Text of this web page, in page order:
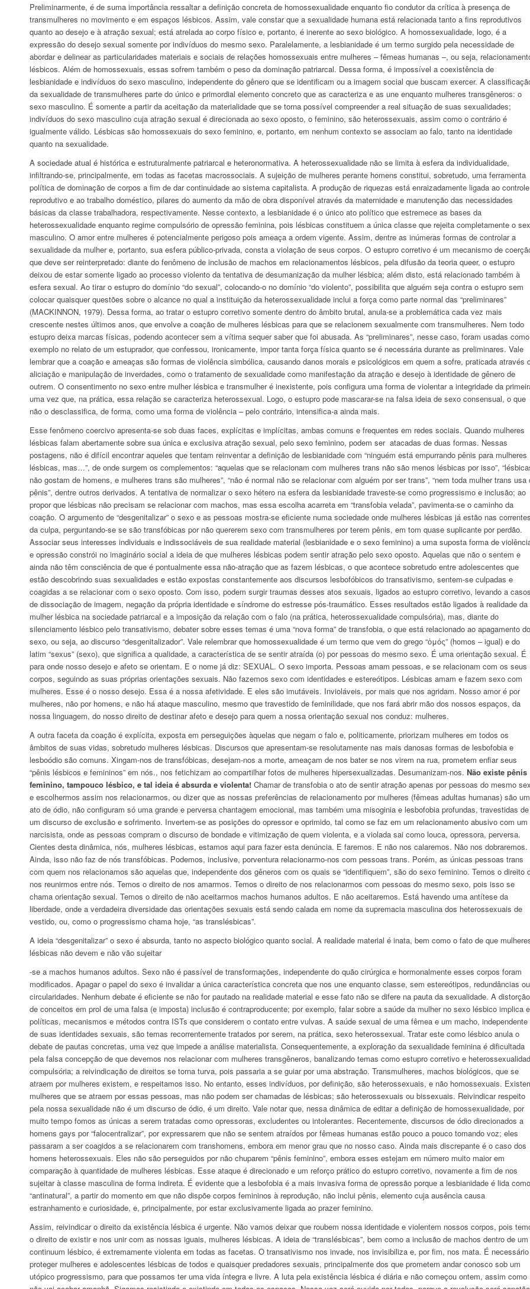
Preliminarmente, é de suma importância ressaltar a definição concreta de homossexualidade enquanto fio condutor da crítica à presença de
transmulheres no movimento e em espaços lésbicos. Assim, vale constar que a sexualidade humana está relacionada tanto a fins reprodutivos
quanto ao desejo e à atração sexual; está atrelada ao corpo físico e, portanto, é inerente ao sexo biológico. A homossexualidade, logo, é a
expressão do desejo sexual somente por indivíduos do mesmo sexo. Paralelamente, a lesbianidade é um termo surgido pela necessidade de
abordar e delinear as particularidades materiais e sociais de relações homossexuais entre mulheres – fêmeas humanas –, ou seja,
lésbicos. Além de homossexuais, essas sofrem também o peso da dominação patriarcal. Dessa forma, é impossível a coexistência de
lesbianidade e indivíduos do sexo masculino, independente do gênero que se identificam ou a imagem social que buscam exercer. A
da sexualidade de transmulheres parte do único e primordial elemento concreto que as caracteriza e as une enquanto mulheres transgêneros: o
sexo masculino. É somente a partir da aceitação da materialidade que se torna possível compreender a real situação de suas sexualidades;
indivíduos do sexo masculino cuja atração sexual é direcionada ao sexo oposto, o feminino, são heterossexuais, assim como o contrário é
igualmente válido. Lésbicas são homossexuais do sexo feminino, e, portanto, em nenhum contexto se associam ao falo, tanto na identidade
quanto na sexualidade.
A sociedade atual é histórica e estruturalmente patriarcal e heteronormativa. A heterossexualidade não se limita à esfera da individualidade,
infiltrando-se, principalmente, em todas as facetas macrossociais. A sujeição de mulheres perante homens constitui, sobretudo, uma ferramenta
política de dominação de corpos a fim de dar continuidade ao sistema capitalista. A produção de riquezas está enraizadamente ligada ao controle
reprodutivo e ao trabalho doméstico, pilares do aumento da mão de obra disponível através da maternidade e manutenção das necessidades
básicas da classe trabalhadora, respectivamente. Nesse contexto, a lesbianidade é o único ato político que estremece as bases da
heterossexualidade enquanto regime compulsório de opressão feminina, pois lésbicas constituem a única classe que rejeita completamente o
masculino. O amor entre mulheres é potencialmente perigoso pois ameaça a ordem vigente. Assim, dentre as inúmeras formas de controlar a
sexualidade da mulher e, portanto, sua esfera público-privada, consta a violação de seus corpos. O estupro corretivo é um mecanismo de
que deve ser reinterpretado: diante do fenômeno de inclusão de machos em relacionamentos lésbicos, pela difusão da teoria queer, o estupro
deixou de estar somente ligado ao processo violento da tentativa de desumanização da mulher lésbica; além disto, está relacionado também à
esfera sexual. Ao tirar o estupro do domínio “do sexual”, colocando-o no domínio “do violento”, possibilita que alguém seja contra o estupro sem
colocar quaisquer questões sobre o alcance no qual a instituição da heterossexualidade inclui a força como parte normal das “preliminares”
(MACKINNON, 1979). Dessa forma, ao tratar o estupro corretivo somente dentro do âmbito brutal, anula-se a problemática cada vez mais
crescente nestes últimos anos, que envolve a coação de mulheres lésbicas para que se relacionem sexualmente com transmulheres. Nem todo
estupro deixa marcas físicas, podendo acontecer sem a vítima sequer saber que foi abusada. As “preliminares”, nesse caso, foram usadas como
exemplo no relato de um estuprador, que confessou, ironicamente, impor tanta força física quanto se é necessária durante as preliminares. Vale
lembrar que a coação e ameaças são formas de violência simbólica, causando danos morais e psicológicos em quem a sofre, praticada através
aliciação e manipulação de inverdades, como o tratamento de sexualidade como manifestação da atração e desejo à identidade de gênero de
outrem. O consentimento no sexo entre mulher lésbica e transmulher é inexistente, pois configura uma forma de violentar a integridade da
uma vez que, na prática, essa relação se caracteriza heterossexual. Logo, o estupro pode mascarar-se na falsa ideia de sexo consensual, o que
não o desclassifica, de forma, como uma forma de violência – pelo contrário, intensifica-a ainda mais.
Esse fenômeno coercivo apresenta-se sob duas faces, explícitas e implícitas, ambas comuns e frequentes em redes sociais. Quando mulheres
lésbicas falam abertamente sobre sua única e exclusiva atração sexual, pelo sexo feminino, podem ser atacadas de duas formas. Nessas
postagens, não é difícil encontrar aqueles que tentam reinventar a definição de lesbianidade com “ninguém está empurrando pênis para mulheres
lésbicas, mas…”, de onde surgem os complementos: “aquelas que se relacionam com mulheres trans não são menos lésbicas por isso”,
não gostam de homens, e mulheres trans são mulheres”, “não é normal não se relacionar com alguém por ser trans”, “nem toda mulher trans usa
pênis”, dentre outros derivados. A tentativa de normalizar o sexo hétero na esfera da lesbianidade traveste-se como progressismo e inclusão; ao
propor que lésbicas não precisam se relacionar com machos, mas essa escolha acarreta em “transfobia velada”, pavimenta-se o caminho da
coação. O argumento de “desgenitalizar” o sexo e as pessoas mostra-se eficiente numa sociedade onde mulheres lésbicas já estão nas correntes
da culpa, perguntando-se se são transfóbicas por não quererem sexo com transmulheres por terem pênis, em tom quase suplicante por perdão.
Associar seus interesses individuais e indissociáveis de sua realidade material (lesbianidade e o sexo feminino) a uma suposta forma de
e opressão constrói no imaginário social a ideia de que mulheres lésbicas podem sentir atração pelo sexo oposto. Aquelas que não o sentem e
ainda não têm consciência de que é pontualmente essa não-atração que as fazem lésbicas, o que acontece sobretudo entre adolescentes que
estão descobrindo suas sexualidades e estão expostas constantemente aos discursos lesbofóbicos do transativismo, sentem-se culpadas e
coagidas a se relacionar com o sexo oposto. Com isso, podem surgir traumas desses atos sexuais, ligados ao estupro corretivo, levando a casos
de dissociação de imagem, negação da própria identidade e síndrome do estresse pós-traumático. Esses resultados estão ligados à realidade da
mulher lésbica na sociedade patriarcal e a imposição da relação com o falo (na prática, heterossexualidade compulsória), mas, diante do
silenciamento lésbico pelo transativismo, debater sobre esses temas é uma “nova forma” de transfobia, o que está relacionado ao apagamento do
sexo, ou seja, ao discurso “desgenitalizador”. Vale relembrar que homossexualidade é um termo que vem do grego “ὁμός” (homos – igual) e do
latim “sexus” (sexo), que significa a qualidade, a característica de se sentir atraída (o) por pessoas do mesmo sexo. É uma orientação sexual. É
para onde nosso desejo e afeto se orientam. E o nome já diz: SEXUAL. O sexo importa. Pessoas amam pessoas, e se relacionam com os seus
corpos, seguindo as suas próprias orientações sexuais. Não fazemos sexo com identidades e estereótipos. Lésbicas amam e fazem sexo com
mulheres. Esse é o nosso desejo. Essa é a nossa afetividade. E eles são imutáveis. Invioláveis, por mais que nos agridam. Nosso amor é por
mulheres, não por homens, e não há ataque masculino, mesmo que travestido de feminilidade, que nos fará abrir mão dos nossos espaços, da
nossa linguagem, do nosso direito de destinar afeto e desejo para quem a nossa orientação sexual nos conduz: mulheres.
A outra faceta da coação é explícita, exposta em perseguições àquelas que negam o falo e, politicamente, priorizam mulheres em todos os
âmbitos de suas vidas, sobretudo mulheres lésbicas. Discursos que apresentam-se resolutamente nas mais danosas formas de lesbofobia e
lesboódio são comuns. Xingam-nos de transfóbicas, desejam-nos a morte, ameaçam de nos bater se nos virem na rua, prometem enfiar seus
“pênis lésbicos e femininos” em nós., nos fetichizam ao compartilhar fotos de mulheres hipersexualizadas. Desumanizam-nos. Não existe pênis
feminino, tampouco lésbico, e tal ideia é absurda e violenta! Chamar de transfobia o ato de sentir atração apenas por pessoas do mesmo
e escolhermos assim nos relacionarmos, ou dizer que as nossas preferências de relacionamento por mulheres (fêmeas adultas humanas) são um
ato de ódio, não configuram só uma grande e perversa chantagem emocional, mas também uma misoginia e lesbofobia profundas, travestidas de
um discurso de exclusão e sofrimento. Invertem-se as posições do opressor e oprimido, tal como se faz em um relacionamento abusivo com um
narcisista, onde as pessoas compram o discurso de bondade e vitimização de quem violenta, e a violada sai como louca, opressora, perversa.
Cientes desta dinâmica, nós, mulheres lésbicas, estamos aqui para fazer esta denúncia. E faremos. E não nos calaremos. Não nos dobraremos.
Ainda, isso não faz de nós transfóbicas. Podemos, inclusive, porventura relacionarmo-nos com pessoas trans. Porém, as únicas pessoas trans
com quem nos relacionamos são aquelas que, independente dos gêneros com os quais se “identifiquem”, são do sexo feminino. Temos o direito
nos reunirmos entre nós. Temos o direito de nos amarmos. Temos o direito de nos relacionarmos com pessoas do mesmo sexo, pois isso se
chama orientação sexual. Temos o direito de não aceitarmos machos humanos adultos. E não aceitaremos. Está havendo uma antítese da
liberdade, onde a verdadeira diversidade das orientações sexuais está sendo calada em nome da supremacia masculina dos heterossexuais de
vestido, ou, como o progressismo chama hoje, “as translésbicas”.
A ideia “desgenitalizar” o sexo é absurda, tanto no aspecto biológico quanto social. A realidade material é inata, bem como o fato de que
lésbicas não devem e não vão sujeitar
-se a machos humanos adultos. Sexo não é passível de transformações, independente do quão cirúrgica e hormonalmente esses corpos foram
modificados. Apagar o papel do sexo é invalidar a única característica concreta que nos une enquanto classe, sem estereótipos, redundâncias ou
circularidades. Nenhum debate é eficiente se não for pautado na realidade material e esse fato não se difere na pauta da sexualidade. A distorção
de conceitos em prol de uma falsa (e imposta) inclusão é contraproducente; por exemplo, falar sobre a saúde da mulher no sexo lésbico implica
políticas, mecanismos e métodos contra ISTs que considerem o contato entre vulvas. A saúde sexual de uma fêmea e um macho, independente
de suas identidades sexuais, são temas recorrentemente tratados por serem, na prática, sexo heterossexual. Tratar este como lésbico anula o
debate de pautas concretas, uma vez que impede a análise materialista. Consequentemente, a exploração da sexualidade feminina é dificultada
pela falsa concepção de que devemos nos relacionar com mulheres transgêneros, banalizando temas como estupro corretivo e
compulsória; a reivindicação de direitos se torna turva, pois passaria a se guiar por uma abstração. Transmulheres, machos biológicos, que se
atraem por mulheres existem, e respeitamos isso. No entanto, esses indivíduos, por definição, são heterossexuais, e não homossexuais.
mulheres que se atraem por essas pessoas, mas não podem ser chamadas de lésbicas; são heterossexuais ou bissexuais. Reivindicar respeito
pela nossa sexualidade não é um discurso de ódio, é um direito. Vale notar que, nessa dinâmica de editar a definição de homossexualidade, por
muito tempo fomos as únicas a serem tratadas como opressoras, excludentes ou intolerantes. Recentemente, discursos de ódio direcionados a
homens gays por “falocentralizar”, por expressarem que não se sentem atraídos por fêmeas humanas estão pouco a pouco tomando voz; eles
passaram a ser coagidos a se relacionarem com transhomens, embora em menor grau que no nosso caso. Ainda mais discrepante é o caso dos
homens heterossexuais. Eles não são perseguidos por não chuparem “pênis feminino”, embora esses estejam em número muito maior em
comparação à quantidade de mulheres lésbicas. Esse ataque é direcionado e um reforço prático do estupro corretivo, novamente a fim de nos
sujeitar à classe masculina de forma indireta. É evidente que a lesbofobia é a mais invasiva forma de opressão porque a lesbianidade é lida como
“antinatural”, a partir do momento em que não dispõe corpos femininos à reprodução, não inclui pênis, elemento cuja ausência causa
estranhamento e curiosidade, e, principalmente, por estar exclusivamente ligada ao prazer feminino.
Assim, reivindicar o direito da existência lésbica é urgente. Não vamos deixar que roubem nossa identidade e violentem nossos corpos, pois
o direito de existir e nos unir com as nossas iguais, mulheres lésbicas. A ideia de “translésbicas”, bem como a inclusão de machos dentro de um
continuum lésbico, é extremamente violenta em todas as facetas. O transativismo nos invade, nos invisibiliza e, por fim, nos mata. É necessário
proteger mulheres e adolescentes lésbicas de todos e quaisquer predadores sexuais, principalmente dos que prometem andar conosco sob um
utópico progressismo, para que possamos ter uma vida íntegra e livre. A luta pela existência lésbica é diária e não começou ontem, assim como